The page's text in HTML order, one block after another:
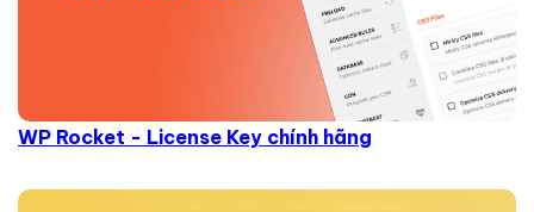
WP Rocket - License Key chính hãng